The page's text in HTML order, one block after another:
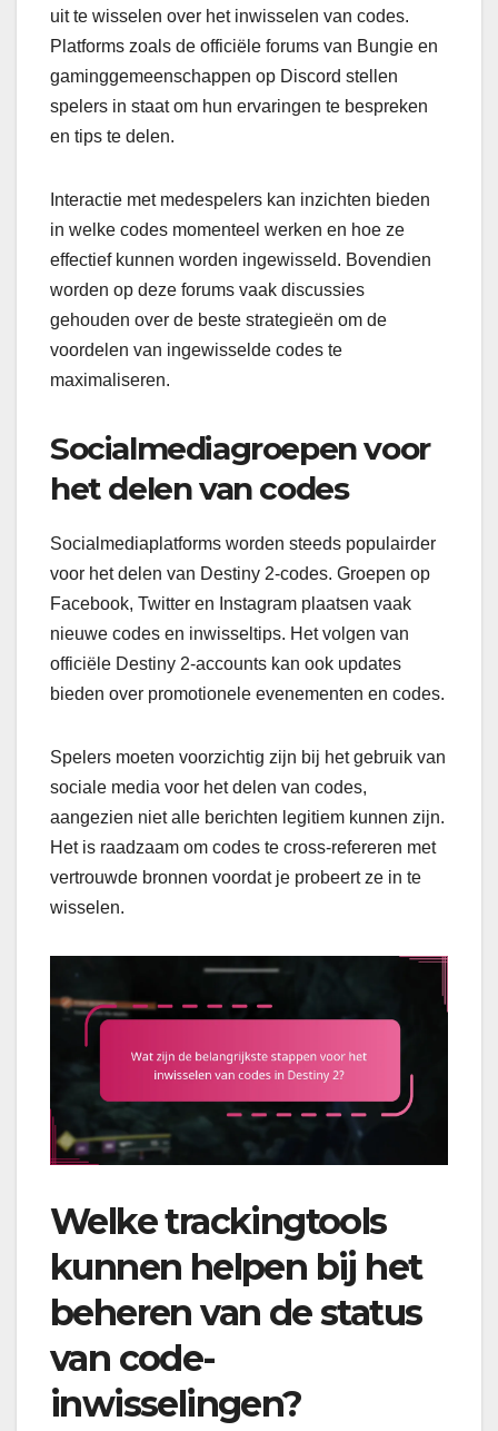
uit te wisselen over het inwisselen van codes.
Platforms zoals de officiële forums van Bungie en
gaminggemeenschappen op Discord stellen
spelers in staat om hun ervaringen te bespreken
en tips te delen.
Interactie met medespelers kan inzichten bieden
in welke codes momenteel werken en hoe ze
effectief kunnen worden ingewisseld. Bovendien
worden op deze forums vaak discussies
gehouden over de beste strategieën om de
voordelen van ingewisselde codes te
maximaliseren.
Socialmediagroepen voor
het delen van codes
Socialmediaplatforms worden steeds populairder
voor het delen van Destiny 2-codes. Groepen op
Facebook, Twitter en Instagram plaatsen vaak
nieuwe codes en inwisseltips. Het volgen van
officiële Destiny 2-accounts kan ook updates
bieden over promotionele evenementen en codes.
Spelers moeten voorzichtig zijn bij het gebruik van
sociale media voor het delen van codes,
aangezien niet alle berichten legitiem kunnen zijn.
Het is raadzaam om codes te cross-refereren met
vertrouwde bronnen voordat je probeert ze in te
wisselen.
Welke trackingtools
kunnen helpen bij het
beheren van de status
van code-
inwisselingen?